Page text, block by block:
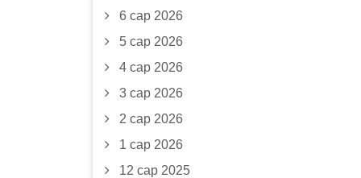
6 сар 2026
5 сар 2026
4 сар 2026
3 сар 2026
2 сар 2026
1 сар 2026
12 сар 2025